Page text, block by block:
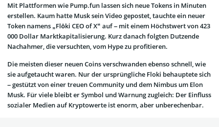
Mit Plattformen wie Pump.fun lassen sich neue Tokens in Minuten
erstellen. Kaum hatte Musk sein Video gepostet, tauchte ein neuer
Token namens „Flōki CEO of X“ auf – mit einem Höchstwert von 423
000 Dollar Marktkapitalisierung. Kurz danach folgten Dutzende
Nachahmer, die versuchten, vom Hype zu profitieren.
Die meisten dieser neuen Coins verschwanden ebenso schnell, wie
sie aufgetaucht waren. Nur der ursprüngliche Floki behauptete sich
– gestützt von einer treuen Community und dem Nimbus um Elon
Musk. Für viele bleibt er Symbol und Warnung zugleich: Der Einfluss
sozialer Medien auf Kryptowerte ist enorm, aber unberechenbar.